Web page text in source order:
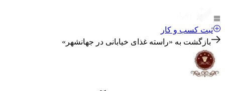
ثبت کسب و کار
بازگشت به «راسته غذای خیابانی در جهانشهر »